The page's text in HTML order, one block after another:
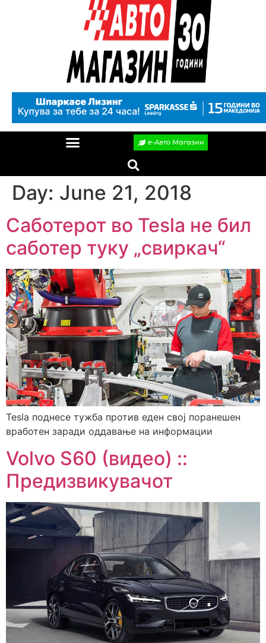
е-Авто Магазин
Day: June 21, 2018
Саботерот во Tesla не бил
саботер туку „свиркач“
Tesla поднесе тужба против еден свој поранешен
вработен заради оддавање на информации
Volvo S60 (видео) ::
Предизвикувачот